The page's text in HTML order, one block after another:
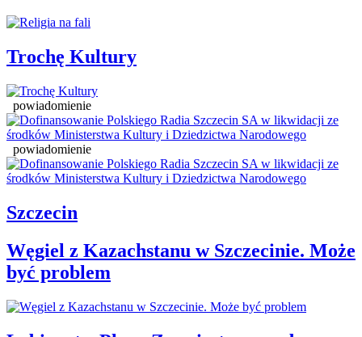
Trochę Kultury
powiadomienie
powiadomienie
Szczecin
Węgiel z Kazachstanu w Szczecinie. Może
być problem